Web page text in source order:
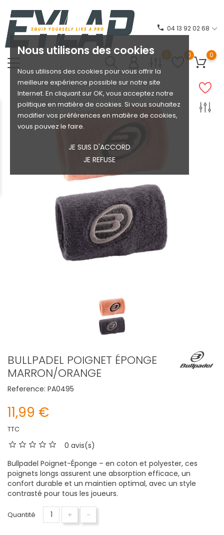
Nous utilisons des cookies
Nous utilisons des cookies pour vous offrir la
meilleure expérience possible sur notre site
Internet. En cliquant sur OK, vous acceptez notre
politique en matière de cookies. Si vous souhaitez
modifier vos préférences en matière de cookies,
vous pouvez le faire.
JE SUIS D'ACCORD
JE REFUSE
phone 04 13 92 02 68
0 0 0
BULLPADEL POIGNET ÉPONGE
MARRON/ORANGE
Reference: PA0495
11,99 €
TTC
0 avis(s)
Bullpadel Poignet-Éponge – en coton et polyester, ces
poignets longs assurent une absorption efficace, un
confort durable et un maintien optimal, avec un style
contrasté pour tous les joueurs.
Quantité + -